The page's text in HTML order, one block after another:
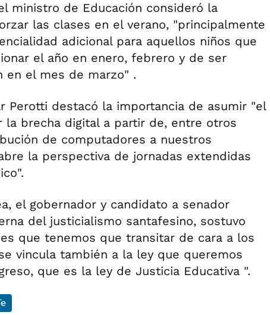
ministro de Educación consideró la
las clases en el verano, "principalmente
adicional para aquellos niños que
el año en enero, febrero y de ser
en el mes de marzo" .
Perotti destacó la importancia de asumir "el
la brecha digital a partir de, entre otros
de computadores a nuestros
la perspectiva de jornadas extendidas
el gobernador y candidato a senador
del justicialismo santafesino, sostuvo
que tenemos que transitar de cara a los
vincula también a la ley que queremos
que es la ley de Justicia Educativa ".